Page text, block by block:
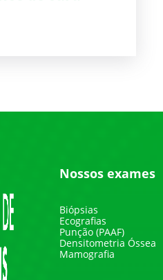
Nossos exames
Biópsias
Ecografias
Punção (PAAF)
Densitometria Óssea
Mamografia